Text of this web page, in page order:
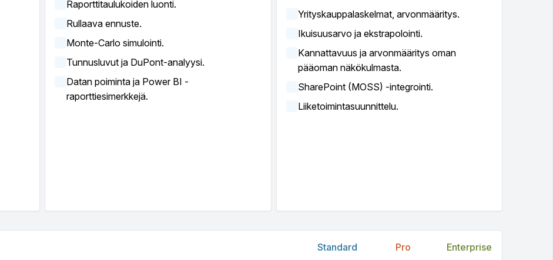
Raporttitaulukoiden luonti.
Rullaava ennuste.
Monte-Carlo simulointi.
Tunnusluvut ja DuPont-analyysi.
Datan poiminta ja Power BI -
raporttiesimerkkejä.
Yrityskauppalaskelmat, arvonmääritys.
Ikuisuusarvo ja ekstrapolointi.
Kannattavuus ja arvonmääritys oman
pääoman näkökulmasta.
SharePoint (MOSS) -integrointi.
Liiketoimintasuunnittelu.
Standard Pro Enterprise